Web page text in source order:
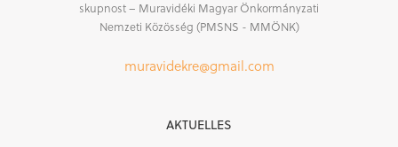
skupnost – Muravidéki Magyar Önkormányzati
Nemzeti Közösség (PMSNS - MMÖNK)
muravidekre@gmail.com
AKTUELLES